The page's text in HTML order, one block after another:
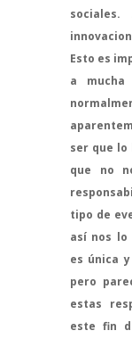
sociales.
Esto es
a
ser que lo
que no
tipo de
así nos lo
es única
pero
estas
este fin